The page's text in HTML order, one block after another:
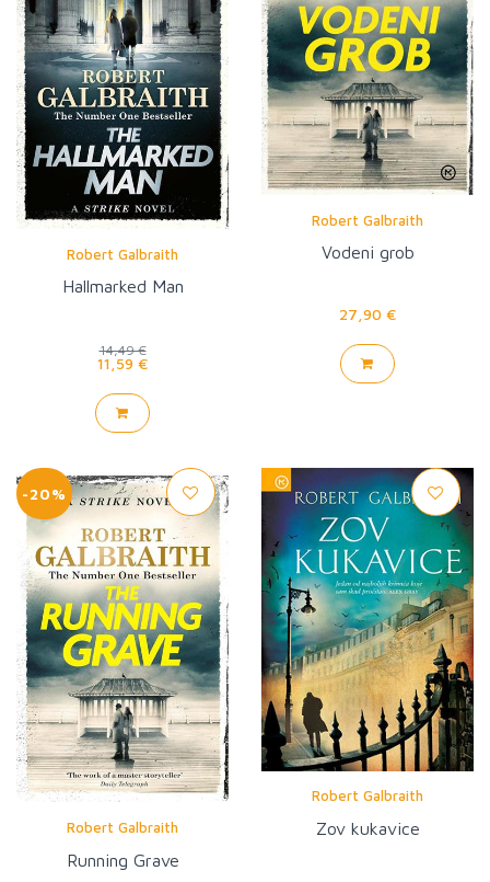
Robert Galbraith
Hallmarked Man
14,49 €
11,59 €
Robert Galbraith
Vodeni grob
27,90 €
-20%
Robert Galbraith
Running Grave
Robert Galbraith
Zov kukavice